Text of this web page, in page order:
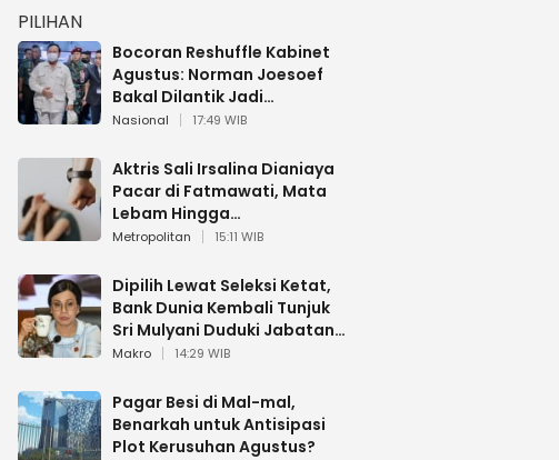
PILIHAN
Bocoran Reshuffle Kabinet
Agustus: Norman Joesoef
Bakal Dilantik Jadi
Wamenhan RI
Nasional 17:49 WIB
Aktris Sali Irsalina Dianiaya
Pacar di Fatmawati, Mata
Lebam Hingga
Diselamatkan Polantas
Metropolitan 15:11 WIB
Dipilih Lewat Seleksi Ketat,
Bank Dunia Kembali Tunjuk
Sri Mulyani Duduki Jabatan
Strategis
Makro 14:29 WIB
Pagar Besi di Mal-mal,
Benarkah untuk Antisipasi
Plot Kerusuhan Agustus?